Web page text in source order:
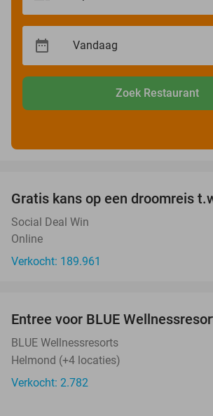
Zoek Restaurant
Gratis kans op een droomreis
Social Deal Win
Online
Verkocht: 189.961
Entree voor BLUE
BLUE Wellnessresorts
Helmond (+4 locaties)
Verkocht: 2.782